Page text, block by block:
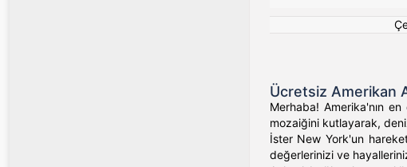
Ücretsiz Amerikan
Merhaba! Amerika'nın
mozaiğini kutlayarak,
İster New York'un
değerlerinizi ve